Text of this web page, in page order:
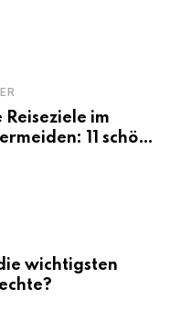
im
11 schöne
wichtigsten